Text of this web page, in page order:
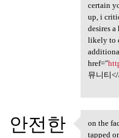
certain
up, i
desires
likely to
href="
뮤니티</
안전한
on the
on the
tapped